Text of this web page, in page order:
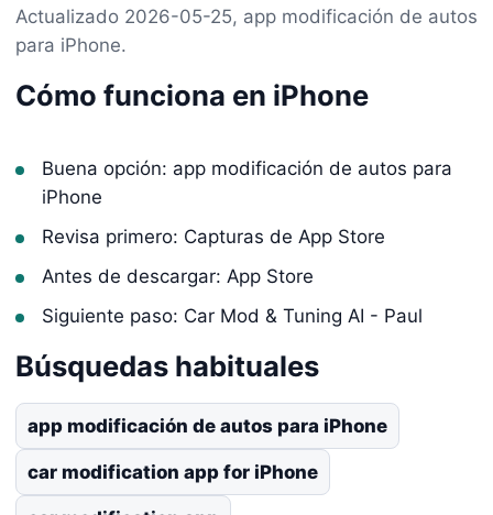
Actualizado 2026-05-25, app modificación de autos
para iPhone.
Cómo funciona en iPhone
Buena opción: app modificación de autos para
iPhone
Revisa primero: Capturas de App Store
Antes de descargar: App Store
Siguiente paso: Car Mod & Tuning AI - Paul
Búsquedas habituales
app modificación de autos para iPhone
car modification app for iPhone